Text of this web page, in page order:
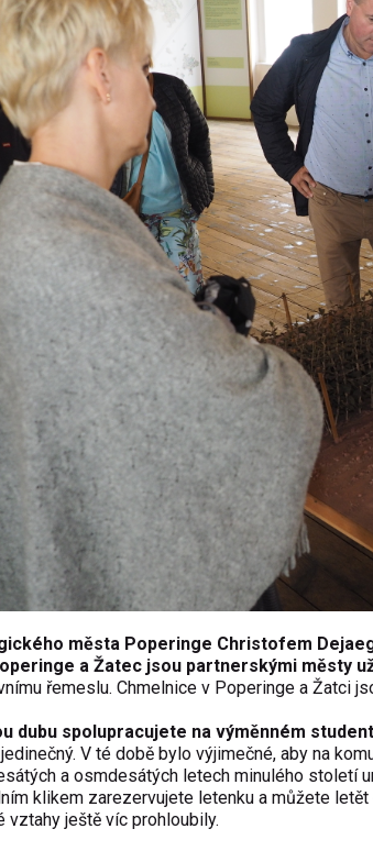
města Poperinge Christofem
a Žatec jsou partnerskými městy
řemeslu. Chmelnice v Poperinge a Žatci
dubu spolupracujete na výměnném
V té době bylo výjimečné, aby na
a osmdesátých letech minulého století
klikem zarezervujete letenku a můžete
vztahy ještě víc prohloubily.